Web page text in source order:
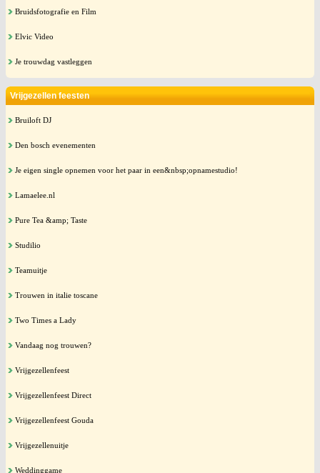
Bruidsfotografie en Film
Elvic Video
Je trouwdag vastleggen
Vrijgezellen feesten
Bruiloft DJ
Den bosch evenementen
Je eigen single opnemen voor het paar in een&nbsp;opnamestudio!
Lamaelee.nl
Pure Tea &amp; Taste
Studilio
Teamuitje
Trouwen in italie toscane
Two Times a Lady
Vandaag nog trouwen?
Vrijgezellenfeest
Vrijgezellenfeest Direct
Vrijgezellenfeest Gouda
Vrijgezellenuitje
Weddinggame